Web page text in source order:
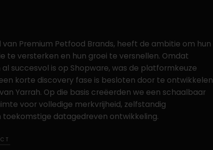
van Premium Petfood Brands, heeft de ambitie om hun
te versterken en hun groei te versnellen. Omdat
succesvol is op Shopware, was de platformkeuze
korte discovery fase is besloten door te ontwikkelen
Yarrah. Op die basis creëerden we een schaalbaar
voor volledige merkvrijheid, zelfstandig
datagedreven ontwikkeling.